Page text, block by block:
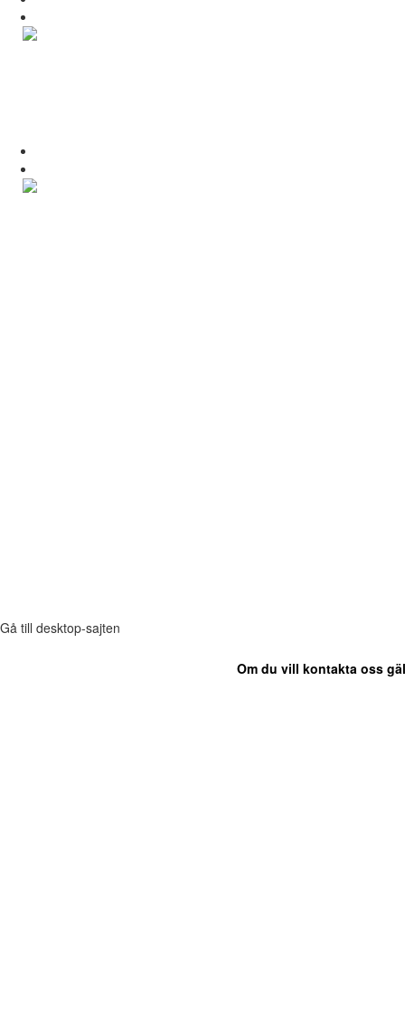
Gå till desktop-sajten
Om du vill kontakta oss